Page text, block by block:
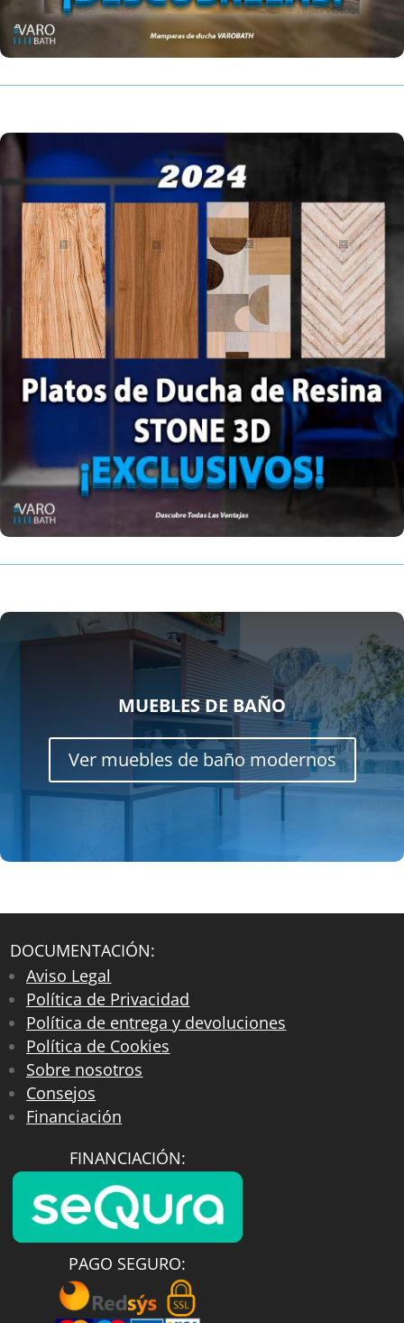
MUEBLES DE BAÑO
Ver muebles de baño modernos
DOCUMENTACIÓN:
Aviso Legal
Política de Privacidad
Política de entrega y devoluciones
Política de Cookies
Sobre nosotros
Consejos
Financiación
FINANCIACIÓN:
PAGO SEGURO: